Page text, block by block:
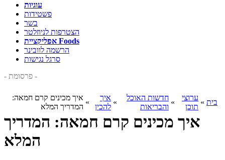
עוגיות
פשטידות
בשר
הצטרפות לניוזלטר
אפליקציית Foods
הרשמה לוובינר
סרגל נגישות
- פרסומת -
בית »
ערוצי
תוכן
»
חדשות האוכל
והבריאות
»
איך
להכין
»
איך מכינים קרם חמאה:
המדריך המלא
איך מכינים קרם חמאה: המדריך
המלא